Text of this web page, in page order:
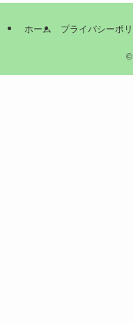
ホーム プライバシーポ
©